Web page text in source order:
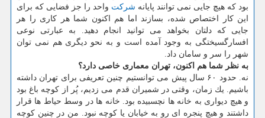
بود كه هیچ جایی نمی توانند پایانه شركت واحد را جز فضایی كه برای
این كار اختصاص شده، بسازند اما هم اكنون شما هر كاری را هر
جایی كه دلتان بخواهد می توانید انجام دهید. به عبارتی نوعی
افسارگسیختگی به وجود آمده است و به نحو دیگری هم نمی توان
شهر را سر و سامان داد.
به نظر شما هم اكنون، تهران معماری خاصی دارد؟
نه. حدود ۶۰ سال پیش می توانستیم چنین تعریفی برای تهران داشته
باشیم. یك زمان، وقتی در شمیران قدم می زدیم، پُر از كوچه باغ بود
و هیچ دیواری به خانه ها نچسبیده بود. خانه ها در وسط حیاط ها قرار
داشتند و هیچ پنجره ای رو به خیابان یا كوچه نبود. من در چنین كوچه